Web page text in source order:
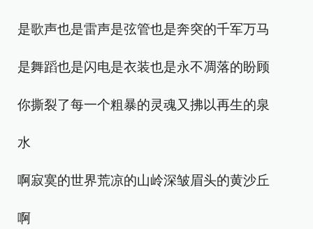
是歌声也是雷声是弦管也是奔突的千军万马
是舞蹈也是闪电是衣装也是永不凋落的盼顾
你撕裂了每一个粗暴的灵魂又拂以再生的泉
水
啊寂寞的世界荒凉的山岭深皱眉头的黄沙丘
啊